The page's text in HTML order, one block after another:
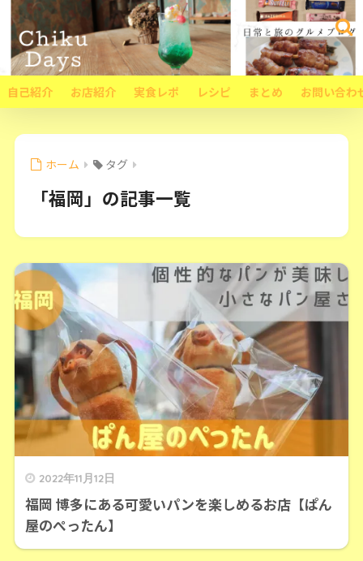
自己紹介 お店紹介 実食レポ レシピ まとめ お問い合わ
ホーム タグ
「福岡」の記事一覧
2022年11月12日
福岡 博多にある可愛いパンを楽しめるお店【ぱん
屋のぺったん】